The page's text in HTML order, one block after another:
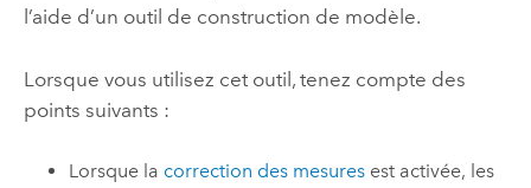
l’aide d’un outil de construction de modèle.
Lorsque vous utilisez cet outil, tenez compte des
points suivants :
Lorsque la correction des mesures est activée, les